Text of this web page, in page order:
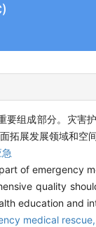
要组成部分。灾害
拓展发展领域和空
of emergency
quality
education and
medical